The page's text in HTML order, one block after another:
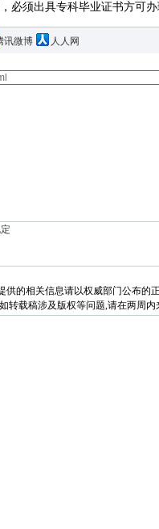
必须出具专科毕业证书方可
讯微博 人人网
的相关信息请以权威部门公布的
转载稿涉及版权等问题,请在两周内